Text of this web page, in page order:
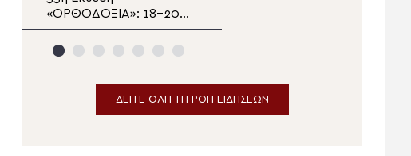
«ΟΡΘΟΔΟΞΙΑ»: 18-20
Οκτωβρίου 2026 στη
Λευκωσία
ΔΕΙΤΕ ΟΛΗ ΤΗ ΡΟΗ ΕΙΔΗΣΕΩΝ